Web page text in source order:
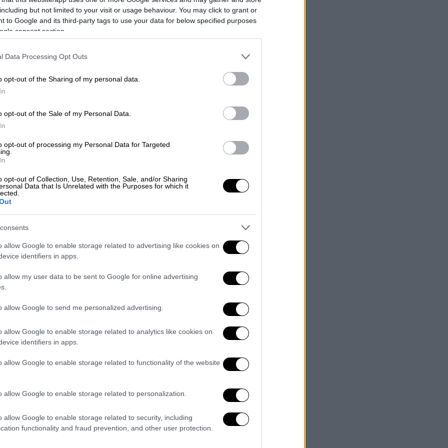
but not limited to your visit or usage behaviour. You may click to grant or
to Google and its third-party tags to use your data for below specified purposes
consent section.
Data Processing Opt Outs
opt-out of the Sharing of my personal data.
opt-out of the Sale of my Personal Data.
opt-out of processing my Personal Data for Targeted
opt-out of Collection, Use, Retention, Sale, and/or Sharing
Data that Is Unrelated with the Purposes for which it
allow Google to enable storage related to advertising like cookies on
identifiers in apps.
allow my user data to be sent to Google for online advertising
allow Google to send me personalized advertising.
allow Google to enable storage related to analytics like cookies on
identifiers in apps.
allow Google to enable storage related to functionality of the website
allow Google to enable storage related to personalization.
allow Google to enable storage related to security, including
functionality and fraud prevention, and other user protection.
video
παιδί το μετέφεραν χθες οι γονείς του
για πέντε ημέρες. Εκείέπαθε
επαναφέρει με ΚΑΡΠΑ. Στη συνέχεια
όπου διασωληνώθηκε, αλλά δυστυχώς
έτους στον Βόλο - Πώς προκλήθηκε
1,5 έτους - Μεταφέρθηκε στο
«Ανοιχτή Επικοινωνία» την υπόθεση
θα κληθούν να απαντήσουν γιατί